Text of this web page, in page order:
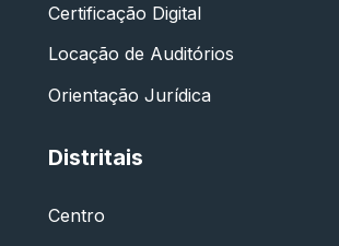
Certificação Digital
Locação de Auditórios
Orientação Jurídica
Distritais
Centro